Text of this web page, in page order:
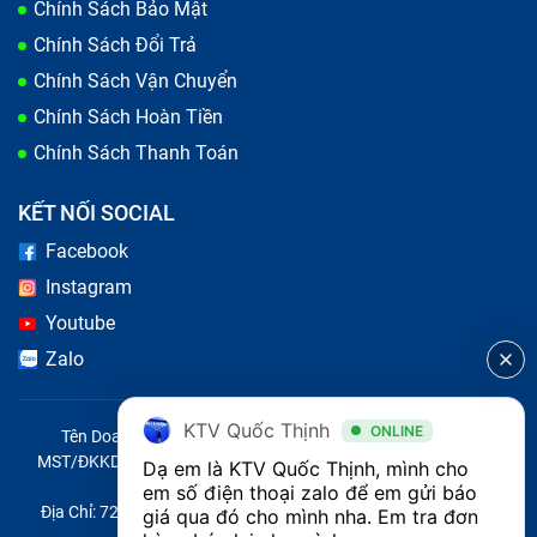
Khi bạn thấy laptop xuất hiện những vấn đề sau, bạn
cấp ổ cứng SSD cho máy hoạt động hiệu quả hơn nhé!
Máy đang sử dụng ổ cứng HDD với dung lượng lưu
dễ nóng, nghe tiếng ồn.
Chính Sách Bảo Mật
Chính Sách Đổi Trả
Chính Sách Vận Chuyển
Chính Sách Hoàn Tiền
Chính Sách Thanh Toán
KẾT NỐI SOCIAL
Facebook
Instagram
Youtube
Zalo
Tên Doanh Nghiệp: CÔNG TY TNHH CITY ONE VIỆT NAM
MST/ĐKKD/QĐTL: 0316569346 do sở KHĐT TP.HCM cấp ngày
14/04/2023
Địa Chỉ: 721 Trường Chinh, Phường Tây Thạnh, Quận Tân Phú,
KTV Quốc Thịnh ONLINE
Dạ em là KTV Quốc Thịnh, mình cho
em số điện thoại zalo để em gửi báo
giá qua đó cho mình nha. Em tra đơn